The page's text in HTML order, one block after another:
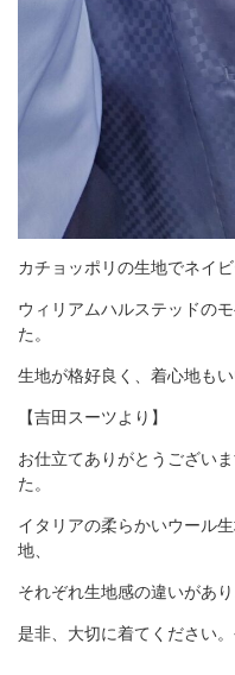
カチョッポリの生地でネイ
ウィリアムハルステッドの
た。
生地が格好良く、着心地も
【吉田スーツより】
お仕立てありがとうござい
た。
イタリアの柔らかいウール
地、
それぞれ生地感の違いがあ
是非、大切に着てください